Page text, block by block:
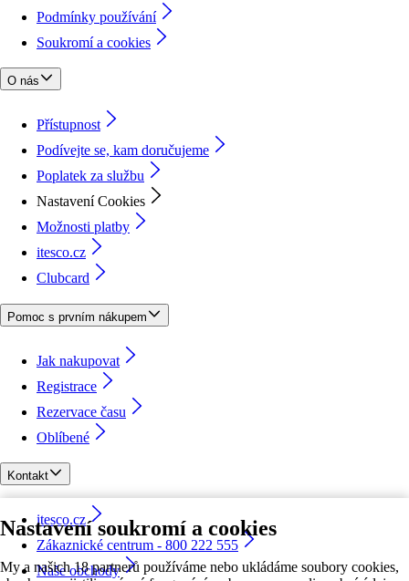
Nastavení soukromí a cookies
My a našich 18 partnerů používáme nebo ukládáme soubory cookies,
Podmínky používání
Soukromí a cookies
O nás
Přístupnost
Podívejte se, kam doručujeme
Poplatek za službu
Nastavení Cookies
Možnosti platby
itesco.cz
Clubcard
Pomoc s prvním nákupem
Jak nakupovat
Registrace
Rezervace času
Oblíbené
Kontakt
itesco.cz
Zákaznické centrum - 800 222 555
Naše obchody